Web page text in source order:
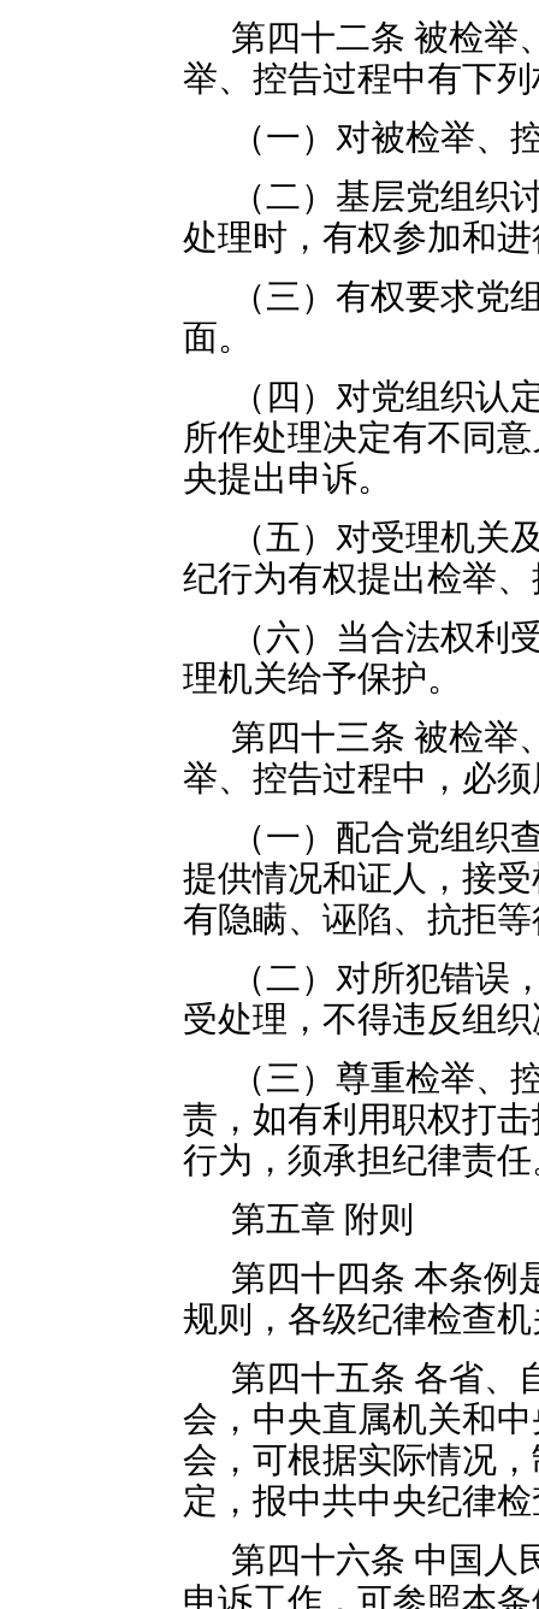
第四十二条 被检举
举、控告过程中有下
（一）对被检举、
（二）基层党组织
处理时，有权参加和
（三）有权要求党
面。
（四）对党组织认
所作处理决定有不同
央提出申诉。
（五）对受理机关
纪行为有权提出检举
（六）当合法权利
理机关给予保护。
第四十三条 被检举
举、控告过程中，必
（一）配合党组织
提供情况和证人，接
有隐瞒、诬陷、抗拒
（二）对所犯错误
受处理，不得违反组
（三）尊重检举、
责，如有利用职权打
行为，须承担纪律责
第五章 附则
第四十四条 本条例
规则，各级纪律检查
第四十五条 各省、
会，中央直属机关和
会，可根据实际情况
定，报中共中央纪律
第四十六条 中国人
申诉工作，可参照本